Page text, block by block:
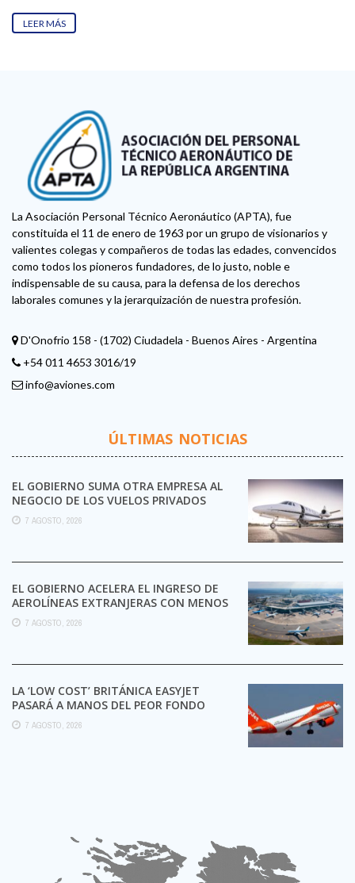
LEER MÁS
La Asociación Personal Técnico Aeronáutico (APTA), fue
constituida el 11 de enero de 1963 por un grupo de visionarios y
valientes colegas y compañeros de todas las edades, convencidos
como todos los pioneros fundadores, de lo justo, noble e
indispensable de su causa, para la defensa de los derechos
laborales comunes y la jerarquización de nuestra profesión.
D'Onofrio 158 - (1702) Ciudadela - Buenos Aires - Argentina
+54 011 4653 3016/19
info@aviones.com
ÚLTIMAS NOTICIAS
EL GOBIERNO SUMA OTRA EMPRESA AL
NEGOCIO DE LOS VUELOS PRIVADOS
7 AGOSTO, 2026
EL GOBIERNO ACELERA EL INGRESO DE
AEROLÍNEAS EXTRANJERAS CON MENOS
TRÁMITES
7 AGOSTO, 2026
LA ‘LOW COST’ BRITÁNICA EASYJET
PASARÁ A MANOS DEL PEOR FONDO
POSIBLE:
7 AGOSTO, 2026